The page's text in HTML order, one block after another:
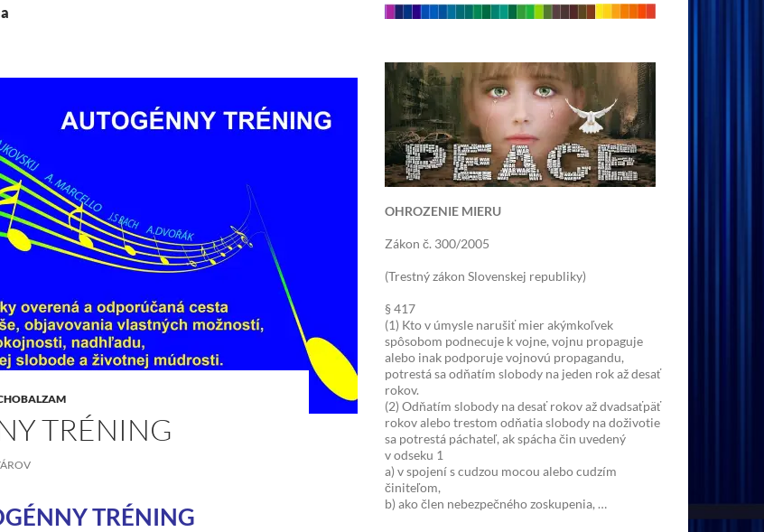
TRÉNING
TRÉNING
OHROZENIE MIERU
Zákon č. 300/2005
(Trestný zákon Slovenskej republiky)
§ 417
(1) Kto v úmysle narušiť mier akýmkoľvek
spôsobom podnecuje k vojne, vojnu propaguje
alebo inak podporuje vojnovú propagandu,
potrestá sa odňatím slobody na jeden rok až desať
rokov.
(2) Odňatím slobody na desať rokov až dvadsaťpäť
rokov alebo trestom odňatia slobody na doživotie
sa potrestá páchateľ, ak spácha čin uvedený
v odseku 1
a) v spojení s cudzou mocou alebo cudzím
činiteľom,
b) ako člen nebezpečného zoskupenia, …